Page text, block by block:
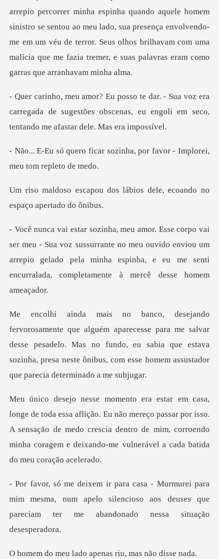
em
sinistro se sentou ao meu lado, sua presença envolvendo-
me em um véu de terror. Seus olhos brilh
z era
carregada de sugestões obscenas, eu engoli em
sozinha, por favor - Implor
s lábios dele, ecoando no
oz sussurrante no meu ouvido enviou um
arrepio gelado pela minha espinha
para me salvar
desse pesadelo. Mas no fundo, eu sabia que estava
sozinha, presa
u não mereço passar por isso.
A sensação de medo crescia dentro de mim, corroen
ra
mim mesma, num apelo silencioso aos deuses que
pa
do apenas riu, ma